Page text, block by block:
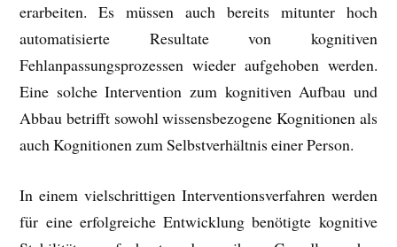
erarbeiten. Es müssen auch bereits mitunter hoch
automatisierte Resultate von kognitiven
Fehlanpassungsprozessen wieder aufgehoben werden.
Eine solche Intervention zum kognitiven Aufbau und
Abbau betrifft sowohl wissensbezogene Kognitionen als
auch Kognitionen zum Selbstverhältnis einer Person.
In einem vielschrittigen Interventionsverfahren werden
für eine erfolgreiche Entwicklung benötigte kognitive